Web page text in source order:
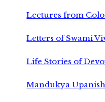
Lectures from
Letters of Swami
Life Stories of
Mandukya